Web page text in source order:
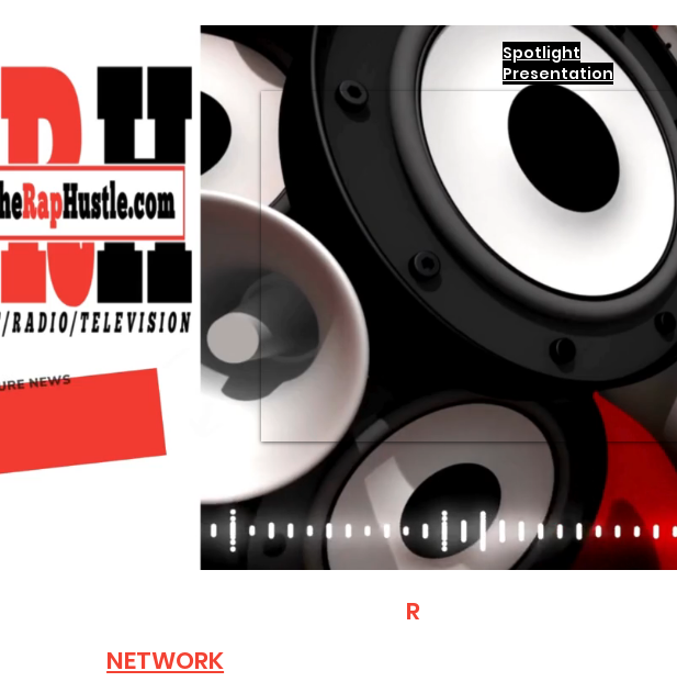
Spotlight
Presentation
NETWORK
RH